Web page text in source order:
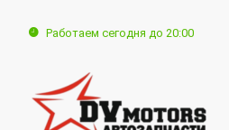
Работаем сегодня до 20:00